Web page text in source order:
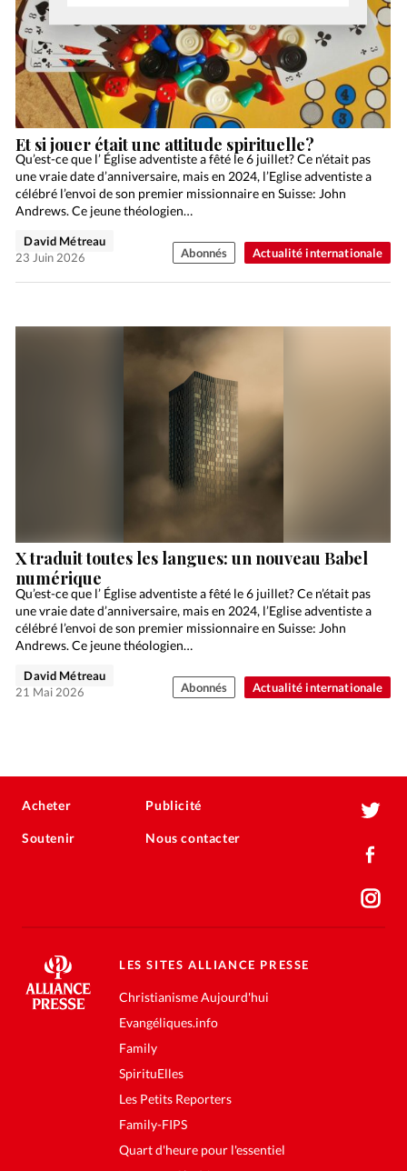
Actualité internationale
Et si jouer était une attitude spirituelle?
Qu’est-ce que l’ Église adventiste a fêté le 6 juillet? Ce n’était pas
une vraie date d’anniversaire, mais en 2024, l’Eglise adventiste a
célébré l’envoi de son premier missionnaire en Suisse: John
Andrews. Ce jeune théologien…
David Métreau
23 Juin 2026
Abonnés
Actualité internationale
X traduit toutes les langues: un nouveau Babel
numérique
Qu’est-ce que l’ Église adventiste a fêté le 6 juillet? Ce n’était pas
une vraie date d’anniversaire, mais en 2024, l’Eglise adventiste a
célébré l’envoi de son premier missionnaire en Suisse: John
Andrews. Ce jeune théologien…
David Métreau
21 Mai 2026
Abonnés
Acheter
Soutenir
Publicité
Nous contacter
LES SITES ALLIANCE PRESSE
Christianisme Aujourd'hui
Evangéliques.info
Family
SpirituElles
Les Petits Reporters
Family-FIPS
Quart d'heure pour l'essentiel